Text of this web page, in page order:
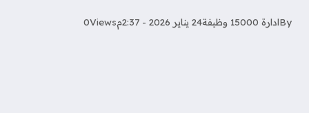
Byادارة 15000 وظيفة 24 يناير 2026 - 2:37م Views
0